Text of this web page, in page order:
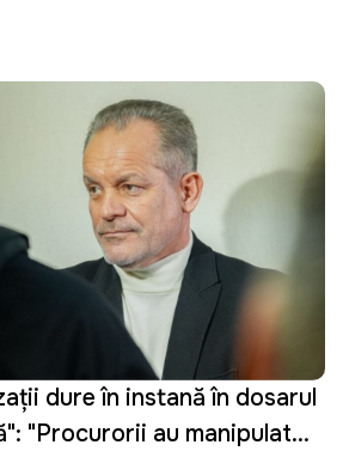
dure în instanță în dosarul
"Procurorii au manipulat